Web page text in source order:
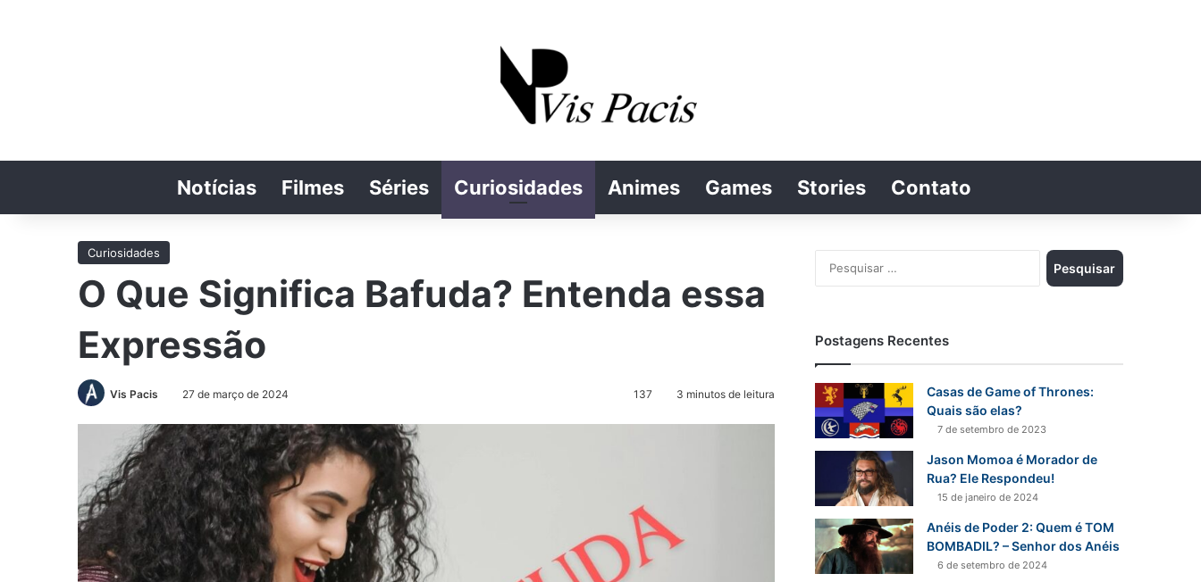
Notícias Filmes Séries Curiosidades Animes Games Stories Contato
Curiosidades
O Que Significa Bafuda? Entenda essa
Expressão
Vis Pacis 27 de março de 2024 137 3 minutos de leitura
Pesquisar
por:
Postagens Recentes
Casas de Game of Thrones:
Quais são elas?
7 de setembro de 2023
Jason Momoa é Morador de
Rua? Ele Respondeu!
15 de janeiro de 2024
Anéis de Poder 2: Quem é TOM
BOMBADIL? – Senhor dos Anéis
6 de setembro de 2024